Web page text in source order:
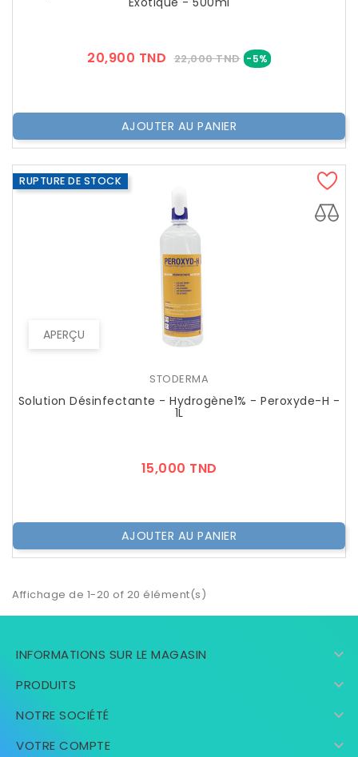
20,900 TND Prix
22,000 TND -5% Prix
AJOUTER AU PANIER
APERÇU
RUPTURE DE STOCK
STODERMA
Solution Désinfectante - Hydrogène1% - Peroxyde-H -
1L
15,000 TND
AJOUTER AU PANIER
Affichage de 1-20 of 20 élément(s)
INFORMATIONS SUR LE MAGASIN 
PRODUITS 
NOTRE SOCIÉTÉ 
VOTRE COMPTE 